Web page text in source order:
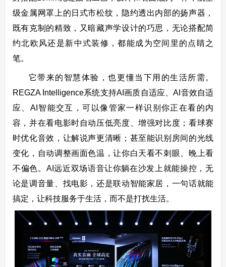
级金属网罩上的日式市松纹，隐约透出内部的扬声器，
既有克制的精致，又暗藏声学设计的巧思，无论搭配简
约北欧风还是新中式装修，都能成为空间里的点睛之
笔。
它带来的智慧体验，也更懂当下用的生活所需。
REGZA Intelligence系统支持AI画质自适应、AI音效自适
应、AI智能交互，可以像管家一样识别你正在看的内
容，并在看电影时自动压低亮度、增强对比度；看球赛
时优化音效，让解说声更清晰；甚至能识别房间的光线
变化，自动调整画面色温，让你白天看不刺眼、晚上看
不偏色。AI远近双场语音让你躺在沙发上就能操控，无
论是调音量、找电影，还是联动智能家居，一句话就能
搞定，让科技服务于生活，而不是打扰生活。